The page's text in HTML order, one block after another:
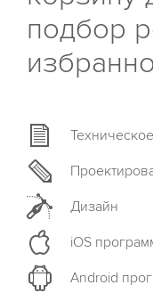
подбор
Дизайн
iOS
Android